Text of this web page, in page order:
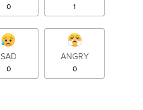
0 1
SAD
0
ANGRY
0